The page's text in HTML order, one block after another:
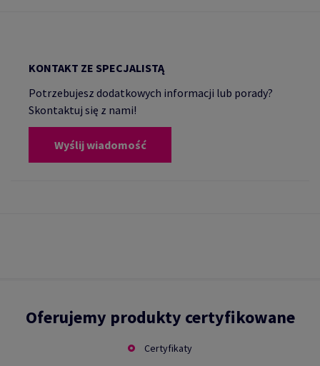
KONTAKT ZE SPECJALISTĄ
Potrzebujesz dodatkowych informacji lub porady?
Skontaktuj się z nami!
Wyślij wiadomość
Oferujemy produkty certyfikowane
Certyfikaty